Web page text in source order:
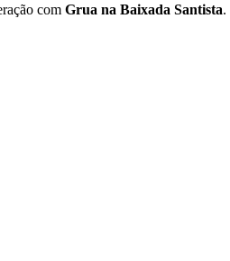
com Grua na Baixada Santista.